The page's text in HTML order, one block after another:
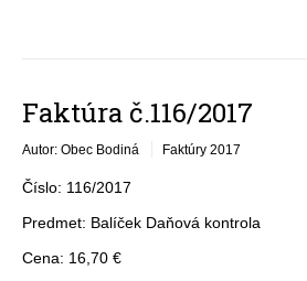
Faktúra č.116/2017
Autor: Obec Bodiná Faktúry 2017
Číslo: 116/2017
Predmet: Balíček Daňová kontrola
Cena: 16,70 €